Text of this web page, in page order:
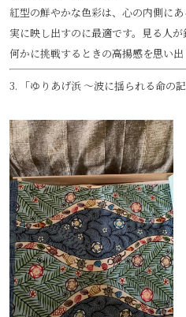
紅型の鮮やかな色彩は、心の内側に
実に映し出すのに最適です。見る人が
何かに挑戦するときの高揚感を思い
3. 「ゆりあげ浜 〜波に揺られる命の記